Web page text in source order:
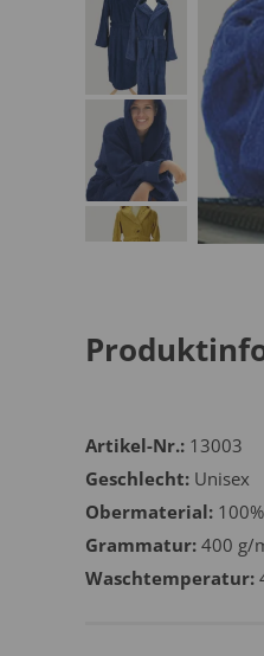
Artikel-Nr.: 13003
Geschlecht: Unisex
Obermaterial:
Grammatur: 400 g/
Waschtemperatur: